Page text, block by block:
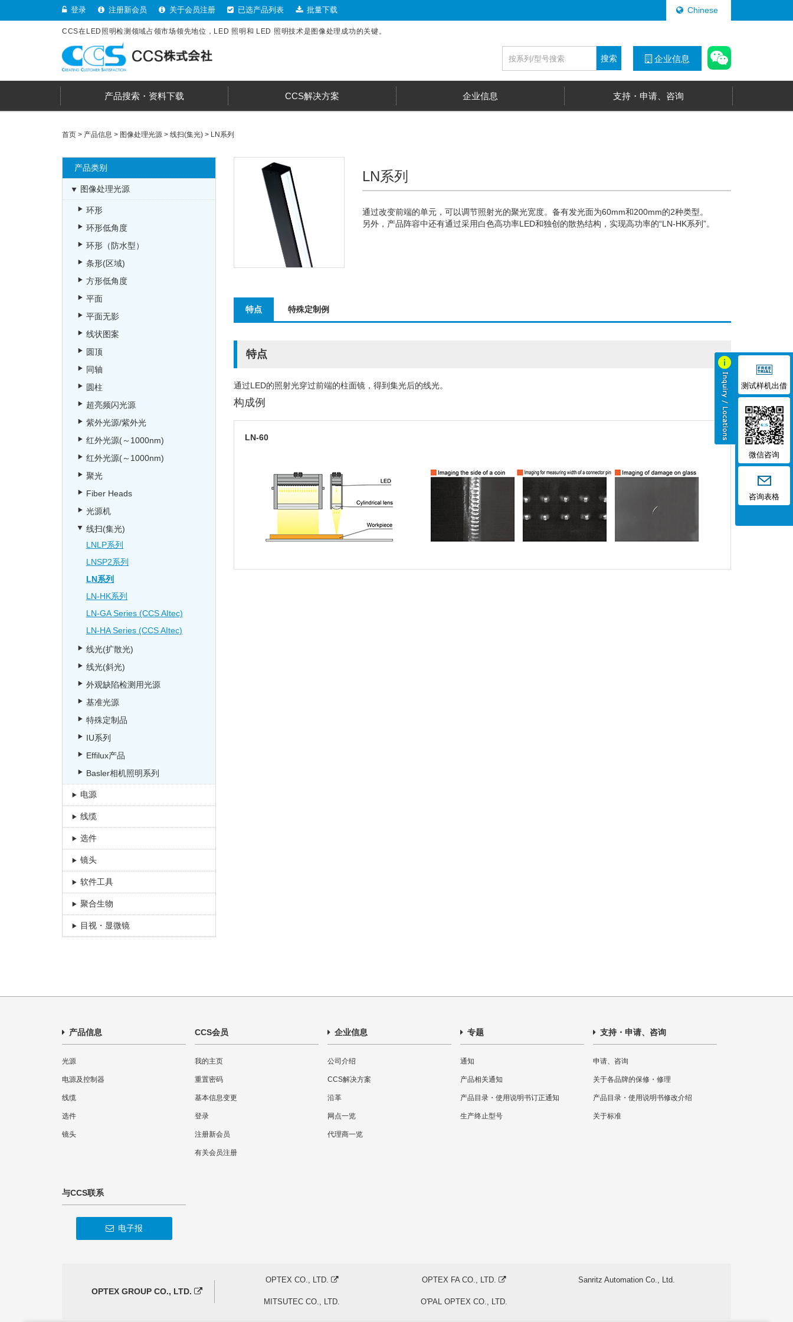
登录 注册新会员 关于会员注册 已选产品列表 批量下载 Chinese
CCS在LED照明检测领域占领市场领先地位，LED 照明和 LED 照明技术是图像处理成功的关键。
企业信息
搜索
产品搜索・资料下载 CCS解决方案 企业信息 支持・申请、咨询
首页 > 产品信息 > 图像处理光源 > 线扫(集光) > LN系列
LN系列
通过改变前端的单元，可以调节照射光的聚光宽度。备有发光面为60mm和200mm的2种类型。
另外，产品阵容中还有通过采用白色高功率LED和独创的散热结构，实现高功率的“LN-HK系列”。
特点 特殊定制例
特点
通过LED的照射光穿过前端的柱面镜，得到集光后的线光。
构成例
LN-60
产品类别
图像处理光源
环形
环形低角度
环形（防水型）
条形(区域)
方形低角度
平面
平面无影
线状图案
圆顶
同轴
圆柱
超亮频闪光源
紫外光源/紫外光
红外光源(～1000nm)
红外光源(～1000nm)
聚光
Fiber Heads
光源机
线扫(集光)
LNLP系列
LNSP2系列
LN系列
LN-HK系列
LN-GA Series (CCS AItec)
LN-HA Series (CCS AItec)
线光(扩散光)
线光(斜光)
外观缺陷检测用光源
基准光源
特殊定制品
IU系列
Effilux产品
Basler相机照明系列
电源
线缆
选件
镜头
软件工具
聚合生物
目视・显微镜
测试样机出借
微信咨询
咨询表格
产品信息
光源
电源及控制器
线缆
选件
镜头
CCS会员
我的主页
重置密码
基本信息变更
登录
注册新会员
有关会员注册
企业信息
公司介绍
CCS解决方案
沿革
网点一览
代理商一览
专题
通知
产品相关通知
产品目录・使用说明书订正通知
生产终止型号
支持・申请、咨询
申请、咨询
关于各品牌的保修・修理
产品目录・使用说明书修改介绍
关于标准
与CCS联系
电子报
OPTEX GROUP CO., LTD.
OPTEX CO., LTD. OPTEX FA CO., LTD. Sanritz Automation Co., Ltd.
MITSUTEC CO., LTD. O'PAL OPTEX CO., LTD.